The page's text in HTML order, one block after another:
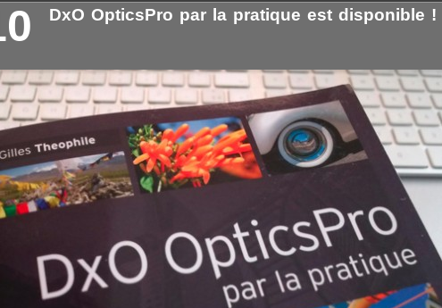
DxO OpticsPro par la pratique est disponible !